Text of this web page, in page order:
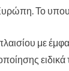
Το
με